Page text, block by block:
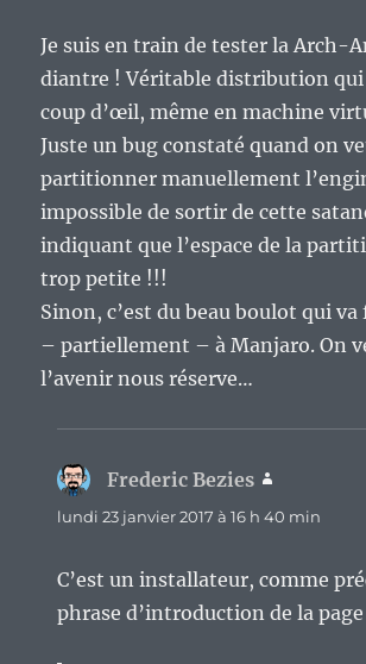
Je suis en train de tester la Arch-
diantre ! Véritable distribution
coup d’œil, même en machine
Juste un bug constaté quand on
partitionner manuellement
impossible de sortir de cette
indiquant que l’espace de la
trop petite !!!
Sinon, c’est du beau boulot qui
– partiellement – à Manjaro. On
l’avenir nous réserve…
Frederic Bezies
lundi 23 janvier 2017 à 16 h 40 min
C’est un installateur, comme
phrase d’introduction de la page